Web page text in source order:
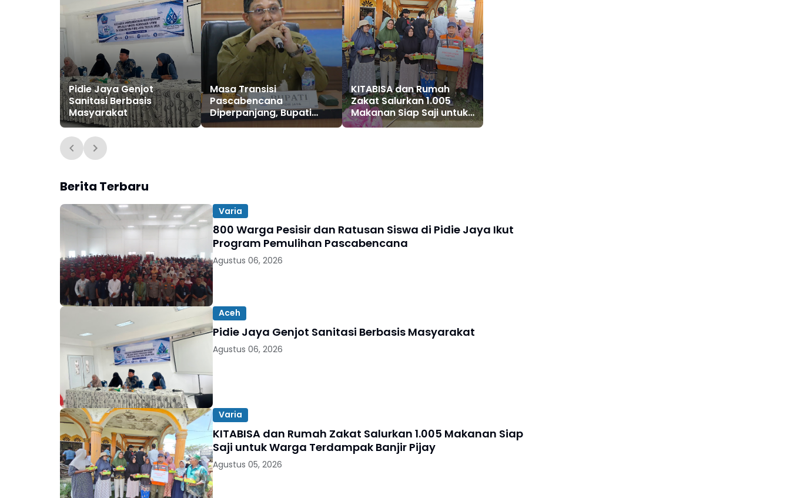
Pidie Jaya Genjot
Sanitasi Berbasis
Masyarakat
Masa Transisi
Pascabencana
Diperpanjang, Bupati
Pidie Jaya Pastikan Tak
KITABISA dan Rumah
Zakat Salurkan 1.005
Makanan Siap Saji untuk
Warga Terdampak Banjir
Berita Terbaru
Varia
800 Warga Pesisir dan Ratusan Siswa di Pidie Jaya Ikut
Program Pemulihan Pascabencana
Agustus 06, 2026
Aceh
Pidie Jaya Genjot Sanitasi Berbasis Masyarakat
Agustus 06, 2026
Varia
KITABISA dan Rumah Zakat Salurkan 1.005 Makanan Siap
Saji untuk Warga Terdampak Banjir Pijay
Agustus 05, 2026